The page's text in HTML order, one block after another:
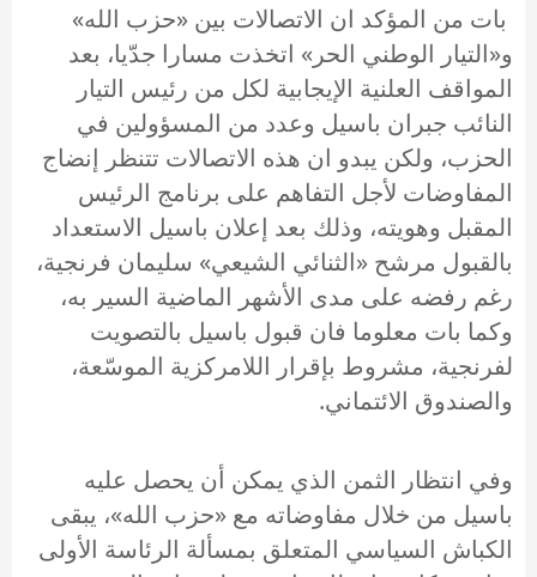
بات من المؤكد ان الاتصالات بين «حزب الله»
و«التيار الوطني الحر» اتخذت مسارا جدّيا، بعد
المواقف العلنية الإيجابية لكل من رئيس التيار
النائب جبران باسيل وعدد من المسؤولين في
الحزب، ولكن يبدو ان هذه الاتصالات تتنظر إنضاج
المفاوضات لأجل التفاهم على برنامج الرئيس
المقبل وهويته، وذلك بعد إعلان باسيل الاستعداد
بالقبول مرشح «الثنائي الشيعي» سليمان فرنجية،
رغم رفضه على مدى الأشهر الماضية السير به،
وكما بات معلوما فان قبول باسيل بالتصويت
لفرنجية، مشروط بإقرار اللامركزية الموسّعة،
والصندوق الائتماني.
وفي انتظار الثمن الذي يمكن أن يحصل عليه
باسيل من خلال مفاوضاته مع «حزب الله»، يبقى
الكباش السياسي المتعلق بمسألة الرئاسة الأولى